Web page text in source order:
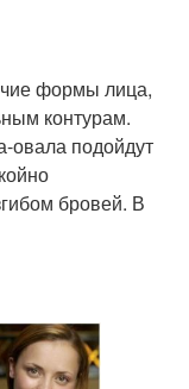
формы лица,
контурам.
овала подойдут
бровей. В